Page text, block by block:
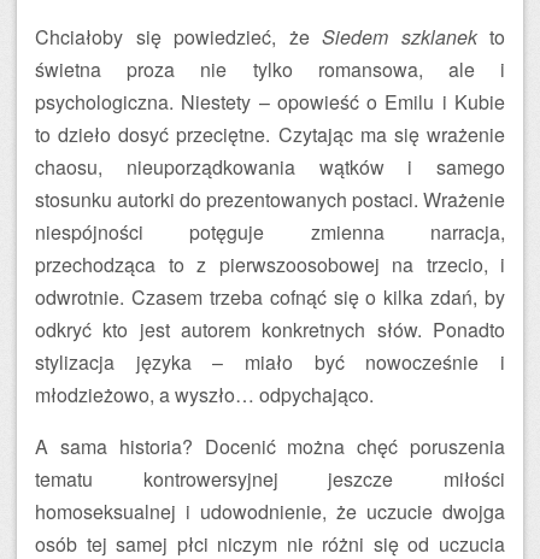
Chciałoby się powiedzieć, że Siedem szklanekto
świetna proza nie tylko romansowa, ale i
psychologiczna. Niestety – opowieść o Emilu i Kubie
to dzieło dosyć przeciętne. Czytając ma się wrażenie
chaosu, nieuporządkowania wątków i samego
stosunku autorki do prezentowanych postaci. Wrażenie
niespójności potęguje zmienna narracja,
przechodząca to z pierwszoosobowej na trzecio, i
odwrotnie. Czasem trzeba cofnąć się o kilka zdań, by
odkryć kto jest autorem konkretnych słów. Ponadto
stylizacja języka – miało być nowocześnie i
młodzieżowo, a wyszło… odpychająco.
A sama historia? Docenić można chęć poruszenia
tematu kontrowersyjnej jeszcze miłości
homoseksualnej i udowodnienie, że uczucie dwojga
osób tej samej płci niczym nie różni się od uczucia